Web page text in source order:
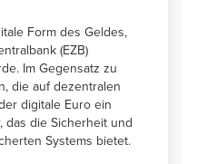
Form des Geldes,
(EZB)
Im Gegensatz zu
die auf dezentralen
digitale Euro ein
das die Sicherheit und
Systems bietet.